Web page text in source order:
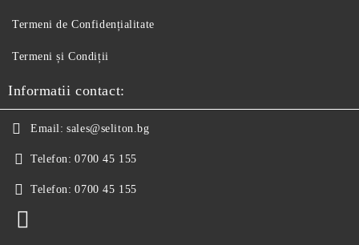
Termeni de Confidențialitate
Termeni și Condiții
Informatii contact:
Email: sales@seliton.bg
Telefon: 0700 45 155
Telefon: 0700 45 155